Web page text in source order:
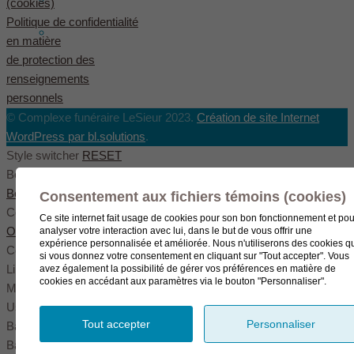
English(Anglais)
(cookies)
Politique de confidentialité
en matière
de protection des
renseignements
personnels
© Complexe funéraire LeSieur 2023. Création de site Internet
WordPress par bl.solutions.
Style switcher RESET
Body styles
Boxed
Wide Fullwide
Color scheme
Original Blue Green
Color settings
Link color
Menu color
User color
Background pattern
Background image
Consentement aux fichiers témoins (cookies)
Ce site internet fait usage de cookies pour son bon fonctionnement et
analyser votre interaction avec lui, dans le but de vous offrir une
expérience personnalisée et améliorée. Nous n'utiliserons des cookies
si vous donnez votre consentement en cliquant sur "Tout accepter". Vous
avez également la possibilité de gérer vos préférences en matière de
cookies en accédant aux paramètres via le bouton "Personnaliser".
Tout accepter Personnaliser